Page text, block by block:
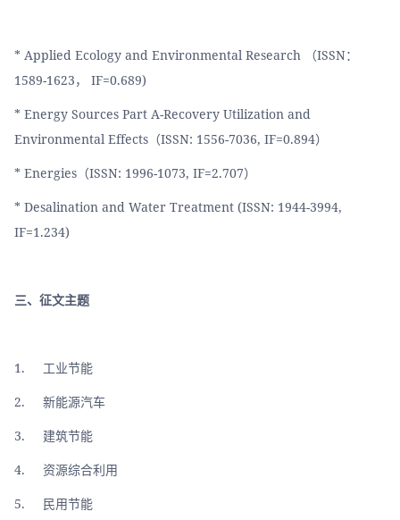
* Applied Ecology and Environmental Research （ISSN：
1589-1623， IF=0.689)
* Energy Sources Part A-Recovery Utilization and
Environmental Effects（ISSN: 1556-7036, IF=0.894）
* Energies（ISSN: 1996-1073, IF=2.707）
* Desalination and Water Treatment (ISSN: 1944-3994,
IF=1.234)
三、征文主题
1.     工业节能
2.     新能源汽车
3.     建筑节能
4.     资源综合利用
5.     民用节能